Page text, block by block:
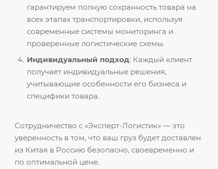
гарантируем полную сохранность товара на
всех этапах транспортировки, используя
современные системы мониторинга и
проверенные логистические схемы.
Индивидуальный подход: Каждый клиент
получает индивидуальные решения,
учитывающие особенности его бизнеса и
специфики товара.
Сотрудничество с «Эксперт-Логистик» — это
уверенность в том, что ваш груз будет доставлен
из Китая в Россию безопасно, своевременно и
по оптимальной цене.